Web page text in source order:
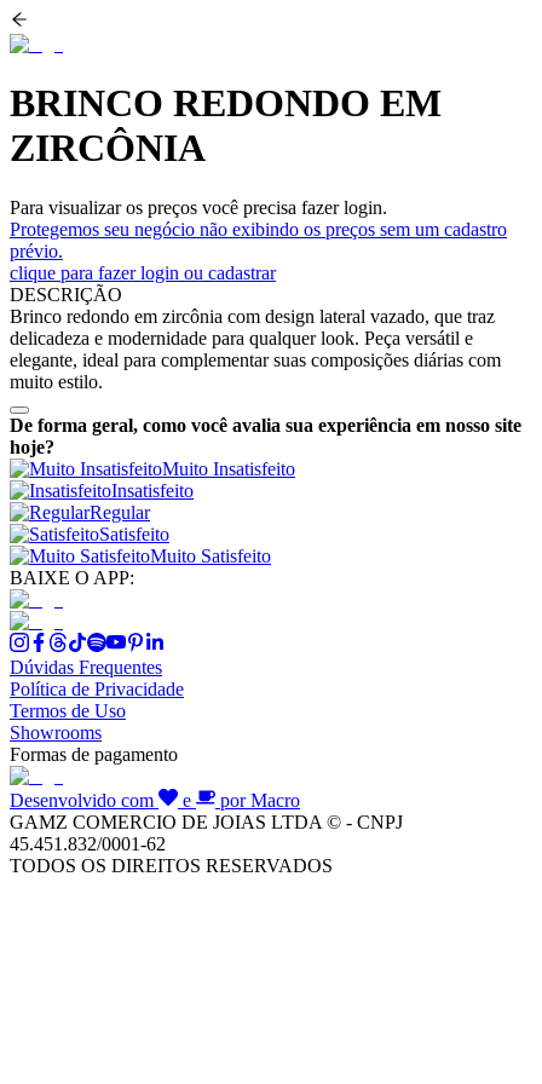
BRINCO REDONDO EM
ZIRCÔNIA
Para visualizar os preços você precisa fazer login.
Protegemos seu negócio não exibindo os preços sem um cadastro
prévio.
clique para fazer login ou cadastrar
DESCRIÇÃO
Brinco redondo em zircônia com design lateral vazado, que traz
delicadeza e modernidade para qualquer look. Peça versátil e
elegante, ideal para complementar suas composições diárias com
muito estilo.
De forma geral, como você avalia sua experiência em nosso site
hoje?
Muito Insatisfeito
Insatisfeito
Regular
Satisfeito
Muito Satisfeito
BAIXE O APP:
Dúvidas Frequentes
Política de Privacidade
Termos de Uso
Showrooms
Formas de pagamento
Desenvolvido com e
por Macro
GAMZ COMERCIO DE JOIAS LTDA © - CNPJ
45.451.832/0001-62
TODOS OS DIREITOS RESERVADOS